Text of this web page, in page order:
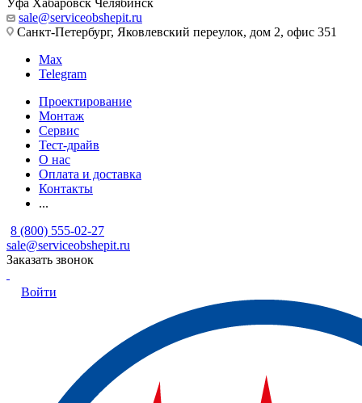
Уфа Хабаровск Челябинск
sale@serviceobshepit.ru
Санкт-Петербург, Яковлевский переулок, дом 2, офис 351
Max
Telegram
Проектирование
Монтаж
Сервис
Тест-драйв
О нас
Оплата и доставка
Контакты
...
8 (800) 555-02-27
sale@serviceobshepit.ru
Заказать звонок
Войти